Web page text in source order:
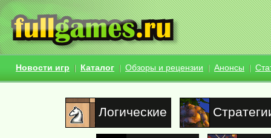
Новости игр Каталог Обзоры и рецензии Анонсы
Логические